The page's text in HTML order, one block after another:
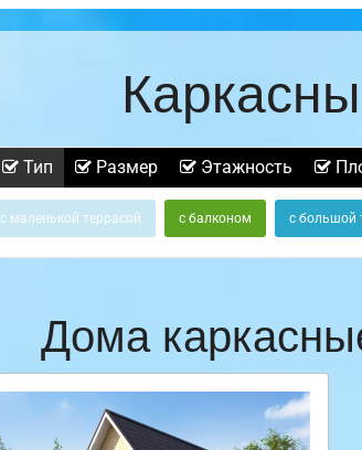
Тип Размер Этажность
с маленькой террасой с балконом с большой
Дома